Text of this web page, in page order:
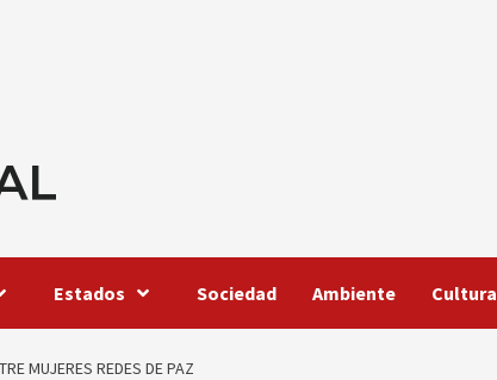
Estados Sociedad Ambiente Cultura
MUJERES REDES DE PAZ